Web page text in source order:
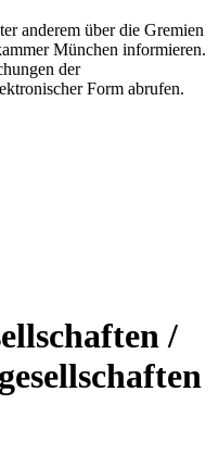
anderem über die Gremien
München informieren.
der
Form abrufen.
/